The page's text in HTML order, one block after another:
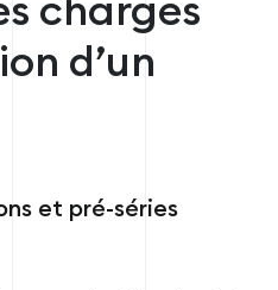
d’un
et pré-séries